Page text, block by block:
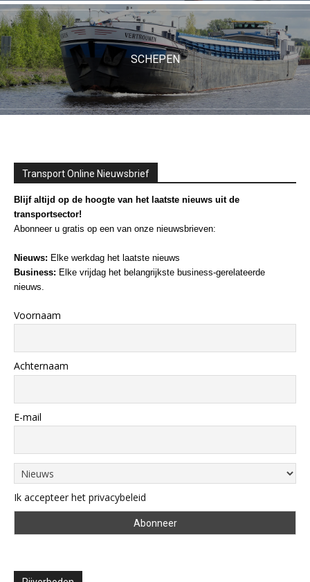
SCHEPEN
Transport Online Nieuwsbrief
Blijf altijd op de hoogte van het laatste nieuws uit de
transportsector!
Abonneer u gratis op een van onze nieuwsbrieven:
Nieuws: Elke werkdag het laatste nieuws
Business: Elke vrijdag het belangrijkste business-gerelateerde
nieuws.
Voornaam
Achternaam
E-mail
Ik accepteer het privacybeleid